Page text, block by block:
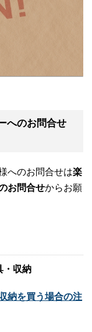
へのお問合せ
へのお問合せは楽
お問合せからお願
・収納
納を買う場合の注